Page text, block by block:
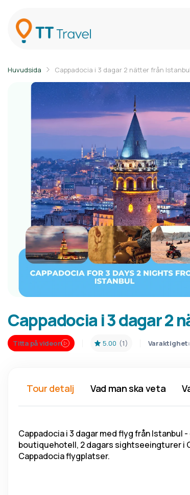
Huvudsida Cappadocia i 3 dagar 2 nätter från Istanbul
Cappadocia i 3 dagar 2
Titta på videon 5.00 (1) Varaktighet:
Tour detalj Vad man ska veta
Cappadocia i 3 dagar med flyg från
boutiquehotell, 2 dagars sightseeingturer i
Cappadocia flygplatser.